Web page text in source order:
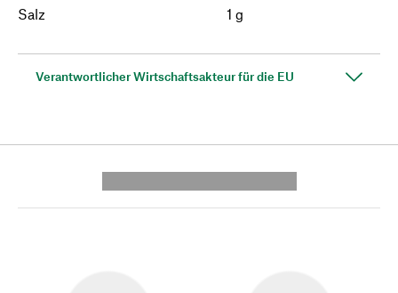
Salz 1 g
Verantwortlicher Wirtschaftsakteur für die EU